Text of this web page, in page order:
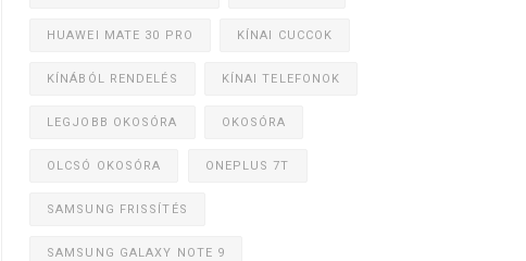
HUAWEI MATE 30 PRO KÍNAI CUCCOK
KÍNÁBÓL RENDELÉS KÍNAI TELEFONOK
LEGJOBB OKOSÓRA OKOSÓRA
OLCSÓ OKOSÓRA ONEPLUS 7T
SAMSUNG FRISSÍTÉS
SAMSUNG GALAXY NOTE 9